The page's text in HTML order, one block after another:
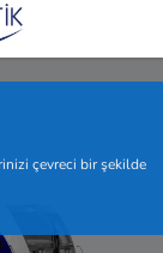
çevreci bir şekilde